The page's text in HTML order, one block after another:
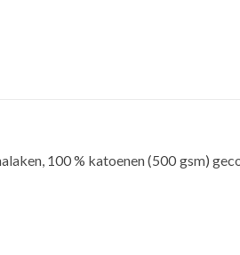
100 % katoenen (500 gsm)